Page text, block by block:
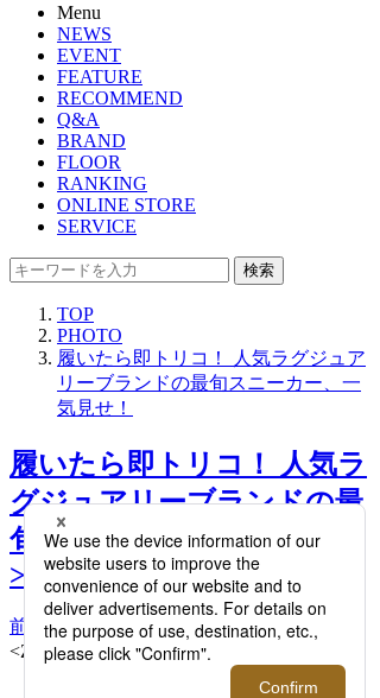
Menu
NEWS
EVENT
FEATURE
RECOMMEND
Q&A
BRAND
FLOOR
RANKING
ONLINE STORE
SERVICE
検索
TOP
PHOTO
履いたら即トリコ！ 人気ラグジュア
リーブランドの最旬スニーカー、一
気見せ！
履いたら即トリコ！ 人気ラ
グジュアリーブランドの最
旬スニーカー、一気見せ！
>>
前へ 次へ
<ZEGNA/ゼニア>Triple Stitch™️スニーカー